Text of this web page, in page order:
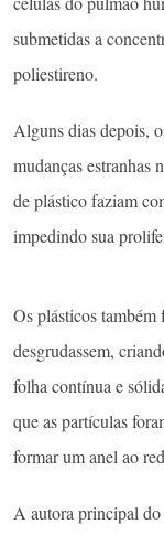
submetidas a
poliestireno.
Alguns dias depois,
mudanças estranhas
de plástico faziam
impedindo sua
Os plásticos também
desgrudassem,
folha contínua e
que as partículas
formar um anel ao
A autora principal